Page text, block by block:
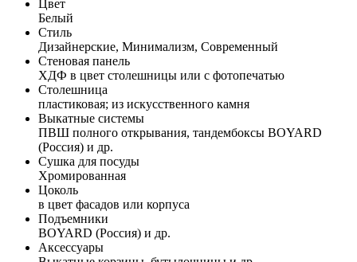
Цвет
Белый
Стиль
Дизайнерские, Минимализм, Современный
Стеновая панель
ХДФ в цвет столешницы или с фотопечатью
Столешница
пластиковая; из искусственного камня
Выкатные системы
ПВШ полного открывания, тандембоксы BOYARD
(Россия) и др.
Сушка для посуды
Хромированная
Цоколь
в цвет фасадов или корпуса
Подъемники
BOYARD (Россия) и др.
Аксессуары